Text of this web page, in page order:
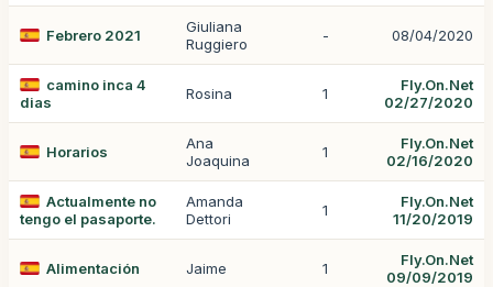
Febrero 2021
Giuliana
Ruggiero
- 08/04/2020
camino inca 4
dias
Rosina 1
Fly.On.Net
02/27/2020
Horarios
Ana
Joaquina
1
Fly.On.Net
02/16/2020
Actualmente no
tengo el pasaporte.
Amanda
Dettori
1
Fly.On.Net
11/20/2019
Alimentación Jaime 1
Fly.On.Net
09/09/2019